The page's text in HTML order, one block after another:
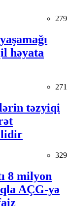
279
həyata
271
təzyiqi
329
8 milyon
AÇG-yə